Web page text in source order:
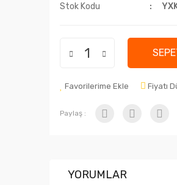
Stok Kodu
Favorilerime Ekle Fiyatı
Paylaş :
YORUMLAR